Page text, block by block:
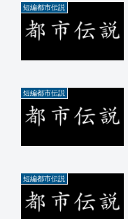
短編都市伝説
短編都市伝説
短編都市伝説